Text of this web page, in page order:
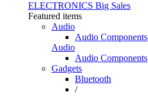
ELECTRONICS Big Sales
Featured items
Audio
Audio Components
Audio
Audio Components
Gadgets
Bluetooth
/